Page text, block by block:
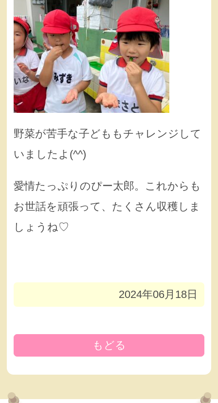
野菜が苦手な子どももチャレンジして
いましたよ(^^)
愛情たっぷりのぴー太郎。これからも
お世話を頑張って、たくさん収穫しま
しょうね♡
2024年06月18日
もどる